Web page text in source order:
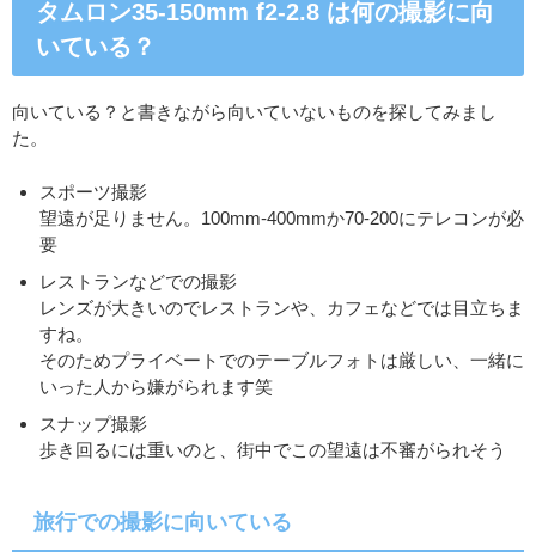
タムロン35-150mm f2-2.8 は何の撮影に向
いている？
向いている？と書きながら向いていないものを探してみまし
た。
スポーツ撮影
望遠が足りません。100mm-400mmか70-200にテレコンが必
要
レストランなどでの撮影
レンズが大きいのでレストランや、カフェなどでは目立ちま
すね。
そのためプライベートでのテーブルフォトは厳しい、一緒に
いった人から嫌がられます笑
スナップ撮影
歩き回るには重いのと、街中でこの望遠は不審がられそう
旅行での撮影に向いている